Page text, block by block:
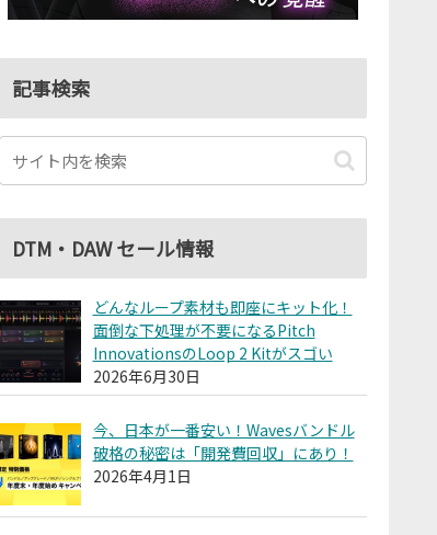
記事検索
DTM・DAW セール情報
どんなループ素材も即座にキット化！
面倒な下処理が不要になるPitch
InnovationsのLoop 2 Kitがスゴい
2026年6月30日
今、日本が一番安い！Wavesバンドル
破格の秘密は「開発費回収」にあり！
2026年4月1日